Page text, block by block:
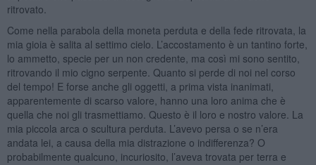
ritrovato.
Come nella parabola della moneta perduta e della fede ritrovata, la
mia gioia è salita al settimo cielo. L’accostamento è un tantino forte,
lo ammetto, specie per un non credente, ma così mi sono sentito,
ritrovando il mio cigno serpente. Quanto si perde di noi nel corso
del tempo! E forse anche gli oggetti, a prima vista inanimati,
apparentemente di scarso valore, hanno una loro anima che è
quella che noi gli trasmettiamo. Questo è il loro e nostro valore. La
mia piccola arca o scultura perduta. L’avevo persa o se n’era
andata lei, a causa della mia distrazione o indifferenza? O
probabilmente qualcuno, incuriosito, l’aveva trovata per terra e